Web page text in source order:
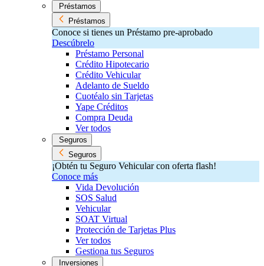
Préstamos
Préstamos
Conoce si tienes un Préstamo pre-aprobado
Descúbrelo
Préstamo Personal
Crédito Hipotecario
Crédito Vehicular
Adelanto de Sueldo
Cuotéalo sin Tarjetas
Yape Créditos
Compra Deuda
Ver todos
Seguros
Seguros
¡Obtén tu Seguro Vehicular con oferta flash!
Conoce más
Vida Devolución
SOS Salud
Vehicular
SOAT Virtual
Protección de Tarjetas Plus
Ver todos
Gestiona tus Seguros
Inversiones